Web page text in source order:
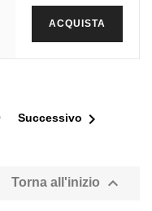
ACQUISTA
Successivo 
Torna all'inizio 